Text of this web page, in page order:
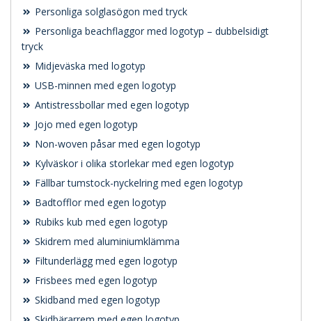
Personliga solglasögon med tryck
Personliga beachflaggor med logotyp – dubbelsidigt
tryck
Midjeväska med logotyp
USB-minnen med egen logotyp
Antistressbollar med egen logotyp
Jojo med egen logotyp
Non-woven påsar med egen logotyp
Kylväskor i olika storlekar med egen logotyp
Fällbar tumstock-nyckelring med egen logotyp
Badtofflor med egen logotyp
Rubiks kub med egen logotyp
Skidrem med aluminiumklämma
Filtunderlägg med egen logotyp
Frisbees med egen logotyp
Skidband med egen logotyp